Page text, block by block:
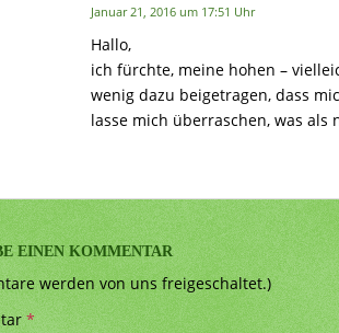
Januar 21, 2016 um 17:51 Uhr
Hallo,
ich fürchte, meine hohen –
wenig dazu beigetragen, dass
lasse mich überraschen, was als
EINEN KOMMENTAR
werden von uns freigeschaltet.)
*